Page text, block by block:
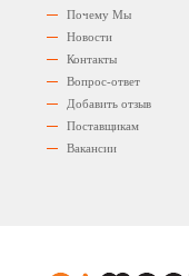
Почему Мы
Новости
Контакты
Вопрос-ответ
Добавить отзыв
Поставщикам
Вакансии